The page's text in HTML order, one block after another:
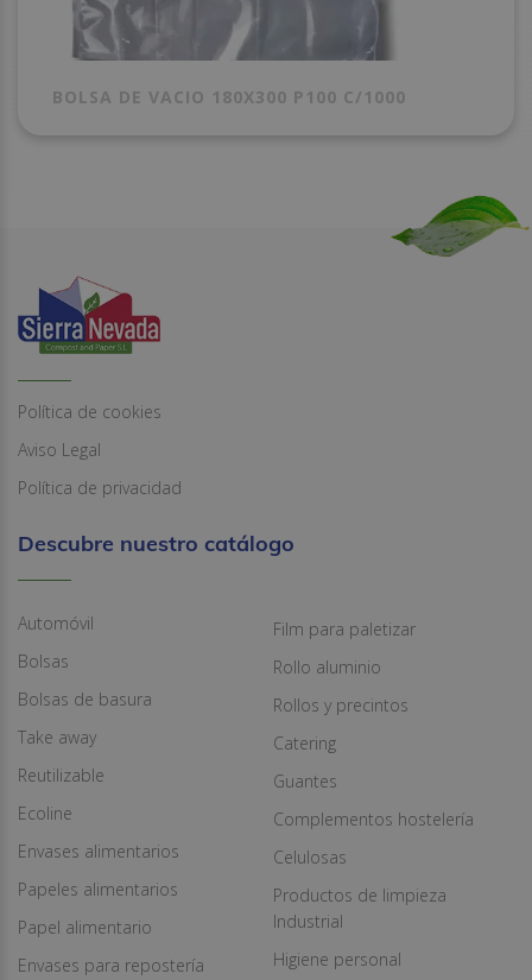
BOLSA DE VACIO 180X300 P100 C/1000
Política de cookies
Aviso Legal
Política de privacidad
Descubre nuestro catálogo
Automóvil
Bolsas
Bolsas de basura
Take away
Reutilizable
Ecoline
Envases alimentarios
Papeles alimentarios
Papel alimentario
Envases para repostería
Film para paletizar
Rollo aluminio
Rollos y precintos
Catering
Guantes
Complementos hostelería
Celulosas
Productos de limpieza
Industrial
Higiene personal